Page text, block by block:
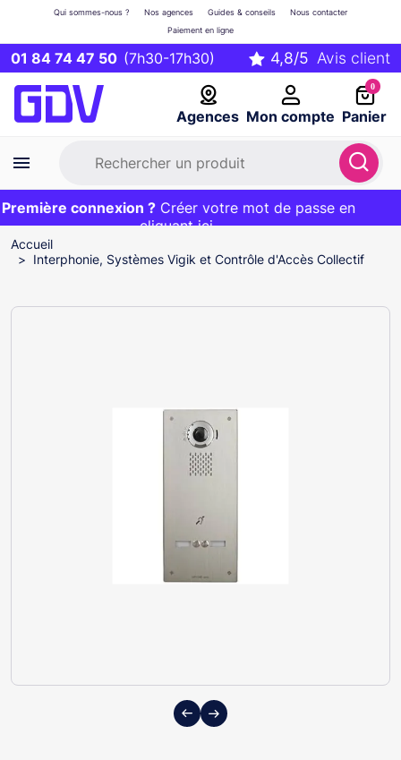
01 84 74 47 50 (7h30-17h30)
Agences Mon compte
Qui sommes-nous ? Nos agences Guides & conseils
Nous contacter
Paiement en ligne
0
Panier
Première commande ?20€ OFFERT sur votre panier
et livraison 24/48h gratuite avec le codeBIENVENUE
connexion ? Créer votre mot de passe en
cliquant ici
EXCLU WEB :
Accueil
Interphonie, Systèmes Vigik et Contrôle d'Accès Collectif
Previous
Next